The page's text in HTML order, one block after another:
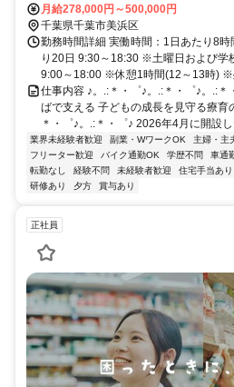
月給278,000円～500,000円
千葉県千葉市美浜区
勤務時間詳細 実働時間：1日あたり8
り20日 9:30～18:30 ※土曜日および学
9:00～18:00 ※休憩1時間(12～13時) ※
仕事内容 ♪。.:＊・゜♪。.:＊・゜♪。.:
ばで支える 子どもの成長を見守る療育
＊・゜♪。.:＊・゜♪ 2026年4月に開設し
業界未経験者歓迎 副業・WワークOK 主婦・主
フリーター歓迎
バイク通勤OK 学歴不問 車通
転勤なし
経験不問 未経験者歓迎 住宅手当あり
研修あり
夕方 賞与あり
正社員